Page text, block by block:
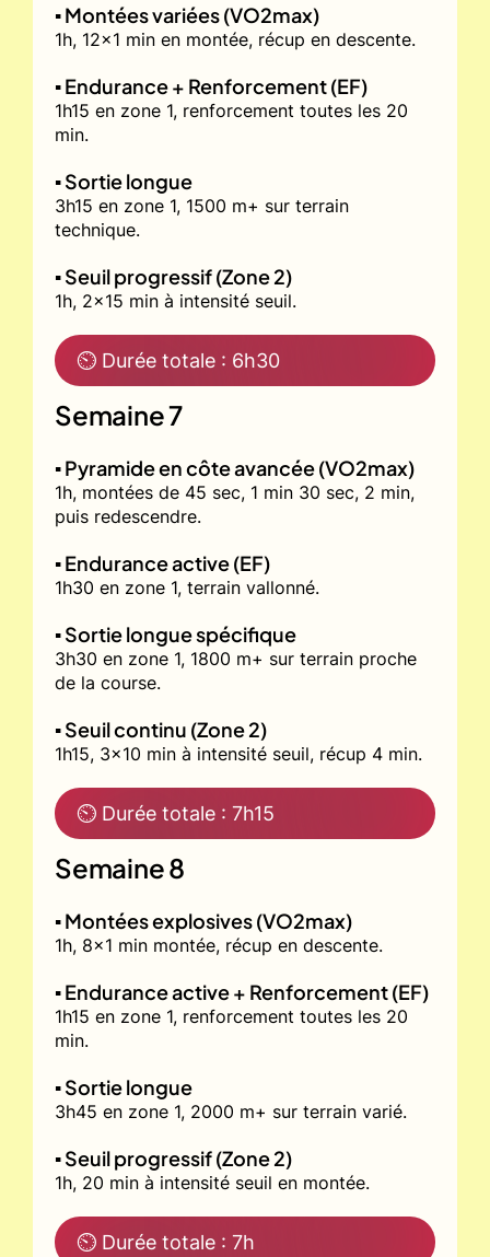
▪️ Montées variées (VO2max)
1h, 12x1 min en montée, récup en descente.
▪️ Endurance + Renforcement (EF)
1h15 en zone 1, renforcement toutes les 20
min.
▪️ Sortie longue
3h15 en zone 1, 1500 m+ sur terrain
technique.
▪️ Seuil progressif (Zone 2)
1h, 2x15 min à intensité seuil.
⏲ Durée totale : 6h30
Semaine 7
▪️ Pyramide en côte avancée (VO2max)
1h, montées de 45 sec, 1 min 30 sec, 2 min,
puis redescendre.
▪️ Endurance active (EF)
1h30 en zone 1, terrain vallonné.
▪️ Sortie longue spécifique
3h30 en zone 1, 1800 m+ sur terrain proche
de la course.
▪️ Seuil continu (Zone 2)
1h15, 3x10 min à intensité seuil, récup 4 min.
⏲ Durée totale : 7h15
Semaine 8
▪️ Montées explosives (VO2max)
1h, 8x1 min montée, récup en descente.
▪️ Endurance active + Renforcement (EF)
1h15 en zone 1, renforcement toutes les 20
min.
▪️ Sortie longue
3h45 en zone 1, 2000 m+ sur terrain varié.
▪️ Seuil progressif (Zone 2)
1h, 20 min à intensité seuil en montée.
⏲ Durée totale : 7h